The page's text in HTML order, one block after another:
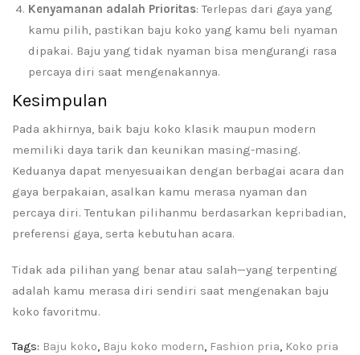
Kenyamanan adalah Prioritas: Terlepas dari gaya yang
kamu pilih, pastikan baju koko yang kamu beli nyaman
dipakai. Baju yang tidak nyaman bisa mengurangi rasa
percaya diri saat mengenakannya.
Kesimpulan
Pada akhirnya, baik baju koko klasik maupun modern
memiliki daya tarik dan keunikan masing-masing.
Keduanya dapat menyesuaikan dengan berbagai acara dan
gaya berpakaian, asalkan kamu merasa nyaman dan
percaya diri. Tentukan pilihanmu berdasarkan kepribadian,
preferensi gaya, serta kebutuhan acara.
Tidak ada pilihan yang benar atau salah—yang terpenting
adalah kamu merasa diri sendiri saat mengenakan baju
koko favoritmu.
Tags: Baju koko, Baju koko modern, Fashion pria, Koko pria